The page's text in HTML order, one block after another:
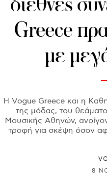
Greece
με
Η Vogue Greece και η
της μόδας, του
Μουσικής Αθηνών,
τροφή για σκέψη όσον
8